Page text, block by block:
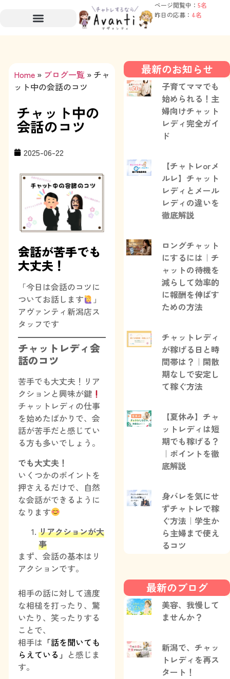
ページ閲覧中： 5名
昨日の応募： 4名
Home » ブログ一覧 » チャ
ット中の会話のコツ
チャット中の
会話のコツ
2025-06-22
会話が苦手でも
大丈夫！
「今日は会話のコツに
ついてお話します
」
アヴァンティ新潟店ス
タッフです
チャットレディ会
話のコツ
苦手でも大丈夫！リア
クションと興味が鍵
チャットレディの仕事
を始めたばかりで、会
話が苦手だと感じてい
る方も多いでしょう。
でも大丈夫！
いくつかのポイントを
押さえるだけで、自然
な会話ができるように
なります
リアクションが大
事
まず、会話の基本はリ
アクションです。
相手の話に対して適度
な相槌を打ったり、驚
いたり、笑ったりする
ことで、
相手は 「話を聞いても
らえている」 と感じま
す。
最新のお知らせ
子育てママでも
始められる！主
婦向けチャット
レディ完全ガイ
ド
【チャトレorメ
ルレ】チャット
レディとメール
レディの違いを
徹底解説
ロングチャット
にするには｜チ
ャットの待機を
減らして効率的
に報酬を伸ばす
ための方法
チャットレディ
が稼げる日と時
間帯は？｜閑散
期なしで安定し
て稼ぐ方法
【夏休み】チャ
ットレディは短
期でも稼げる？
｜ポイントを徹
底解説
身バレを気にせ
ずチャトレで稼
ぐ方法｜学生か
ら主婦まで使え
るコツ
最新のブログ
美容、我慢して
ませんか？
新潟で、チャッ
トレディを再ス
タート！